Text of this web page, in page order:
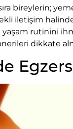
bireylerin;
iletişim
yaşam rutinini
dikkate